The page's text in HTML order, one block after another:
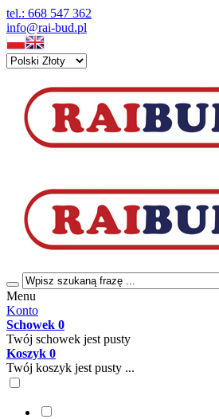
tel.: 668 547 362
info@rai-bud.pl
Menu
Konto
Schowek 0
Twój schowek jest pusty
Koszyk 0
Twój koszyk jest pusty ...